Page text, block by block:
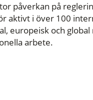
påverkan på
aktivt i över 100
europeisk och global
arbete.